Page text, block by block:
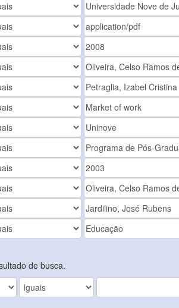
de busca.